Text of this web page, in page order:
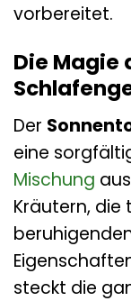
vorbereitet.
Die Magie
Der
eine
Mischung
Kräutern, die
steckt die